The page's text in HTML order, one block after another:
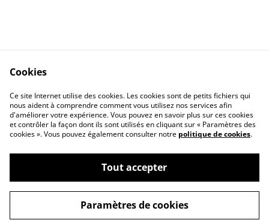
Contact Us
Legal Terms
Privacy Policy
Cookie Policy
©2026MAGIC BOUTIQUE by Frequence Magic
powered by
Cookies
Ce site Internet utilise des cookies. Les cookies sont de petits fichiers qui
nous aident à comprendre comment vous utilisez nos services afin
d'améliorer votre expérience. Vous pouvez en savoir plus sur ces cookies
et contrôler la façon dont ils sont utilisés en cliquant sur « Paramètres des
cookies ». Vous pouvez également consulter notre politique de cookies.
Tout accepter
Paramètres de cookies